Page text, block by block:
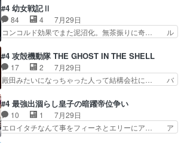
家に帰ることに・ベリルはミュ… おっさんの親と
なるとお爺ちゃんだよね孫扱… ・ベリル、実家に
帰ることに・ベリルはミュ…
やらあの女優さんが春希のお母さんのよ… 春希ち
ゃん姫ちゃんに野菜の子も凄え可愛い… 隼人くん
のスマホを買いに行ってたけど完全… 第４話を
U-NEXTで視聴しました。視聴… スマホを買うた
見始めてたけどなんだかん… いきなりシリアス展
開ぶち込んでくるじゃん… 春希の家庭事情は複
雑。食事とか隼人が親身…
#4 幼女戦記Ⅱ
84 4
7月29日
コンコルド効果でまた泥沼化。無茶振りに奇… ル
グを更新しました!!宜しければ、是非… 計画通り
にはいかないね笑やり遂げた(ほぼ… 今回もター
ニャに不都合なことがあったりし… 白髪の男性が
語った家族を失った喪無感が、… 連邦に対して有
油を注ぐターニャの勝利軍… 犠牲を払っても良い
ならお前たちが前線へ行… 戦闘がアッサリし過ぎ
じゃない？戦争がメイ…
#4 攻殻機動隊 THE GHOST IN THE SHELL
17 2
7月29日
殿田みたいになっちゃった人って結構会社に… バ
見た目もうただのロボでしかないんだよ… 俺らの
汗拭きそりゃいやだろwwバトー＆ト… イノセン
スの元となった回だけど、ガイノイ… アダム・リ
ンクやジェイムスン(教授)型サ… アンドロイドも
#4 最強出涸らし皇子の暗躍帝位争い
10 1
7月29日
エロイタチなんて事をフィーネとエリーにア… ア